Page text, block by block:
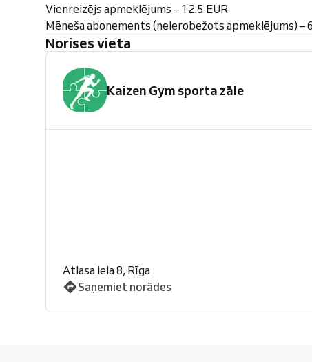
Vienreizējs apmeklējums – 12.5 EUR
Mēneša abonements (neierobežots apmeklējums) –
Norises vieta
Kaizen Gym sporta zāle
Atlasa iela 8, Rīga
Saņemiet norādes